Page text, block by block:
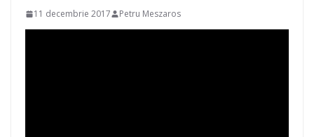
11 decembrie 2017 Petru Meszaros